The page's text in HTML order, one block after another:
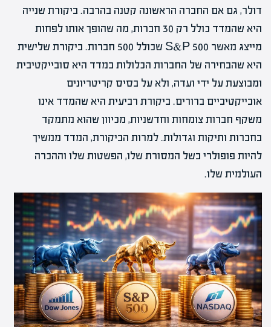
דולר, גם אם החברה הראשונה קטנה בהרבה. ביקורת שנייה
היא שהמדד כולל רק 30 חברות, מה שהופך אותו לפחות
מייצג מאשר S&P 500 שכולל 500 חברות. ביקורת שלישית
היא שהבחירה של החברות הכלולות במדד היא סובייקטיבית
ומבוצעת על ידי ועדה, ולא על בסיס קריטריונים
אובייקטיביים ברורים. ביקורת רביעית היא שהמדד אינו
משקף חברות צומחות וחדשניות, מכיוון שהוא מתמקד
בחברות ותיקות וגדולות. למרות הביקורת, המדד ממשיך
להיות פופולרי בשל המסורת שלו, הפשטות שלו וההכרה
העולמית שלו.